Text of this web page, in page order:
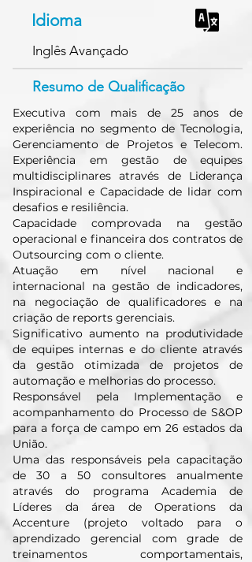
Idioma
Inglês Avançado
Resumo de Qualificação
Executiva com mais de 25 anos de
experiência no segmento de Tecnologia,
Gerenciamento de Projetos e Telecom.
Experiência em gestão de equipes
multidisciplinares através de Liderança
Inspiracional e Capacidade de lidar com
desafios e resiliência.
Capacidade comprovada na gestão
operacional e financeira dos contratos de
Outsourcing com o cliente.
Atuação em nível nacional e
internacional na gestão de indicadores,
na negociação de qualificadores e na
criação de reports gerenciais.
Significativo aumento na produtividade
de equipes internas e do cliente através
da gestão otimizada de projetos de
automação e melhorias do processo.
Responsável pela Implementação e
acompanhamento do Processo de S&OP
para a força de campo em 26 estados da
União.
Uma das responsáveis pela capacitação
de 30 a 50 consultores anualmente
através do programa Academia de
Líderes da área de Operations da
Accenture (projeto voltado para o
aprendizado gerencial com grade de
treinamentos comportamentais,